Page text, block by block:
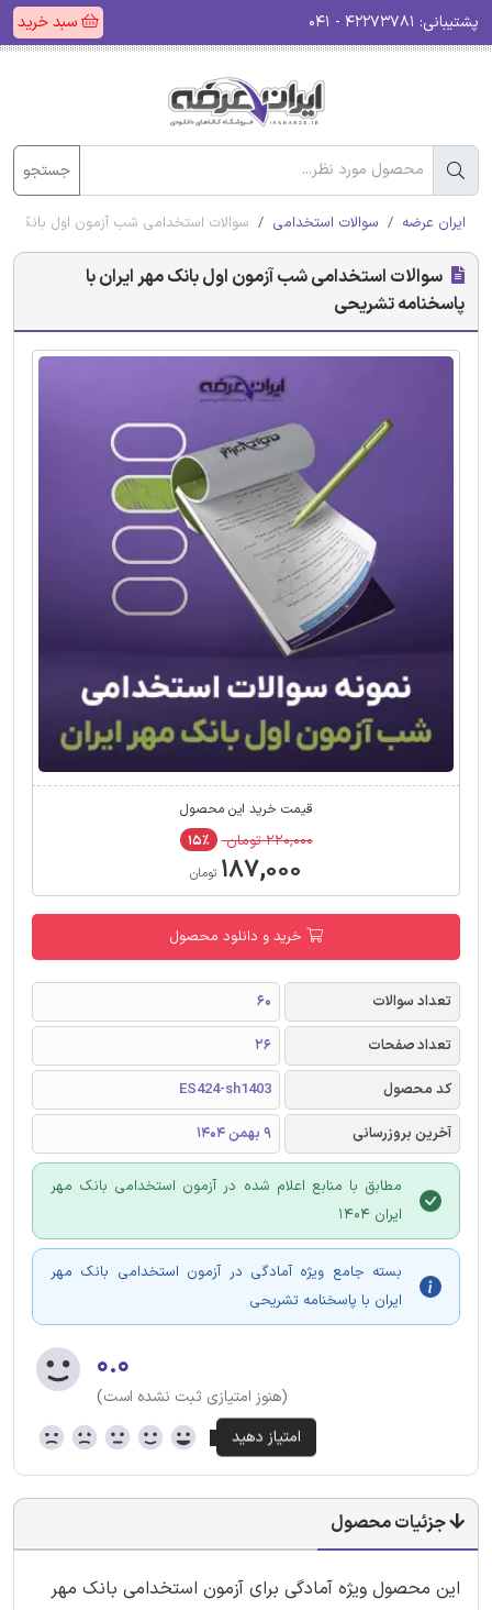
پشتیبانی: سبد خرید
جستجو
ایران عرضه سوالات استخدامی سوالات استخدامی شب آزمون اول بانک
سوالات استخدامی شب آزمون اول بانک مهر ایران با
پاسخنامه تشریحی
قیمت خرید این محصول
۲۲۰,۰۰۰ تومان ۱۵٪
۱۸۷,۰۰۰ تومان
خرید و دانلود محصول
تعداد سوالات
60
تعداد صفحات
26
کد محصول
ES424-sh1403
آخرین بروزرسانی
9 بهمن 1404
مطابق با منابع اعلام شده در آزمون استخدامی بانک مهر
ایران 1404
بسته جامع ویژه آمادگی در آزمون استخدامی بانک مهر
ایران با پاسخنامه تشریحی
۰.۰
(هنوز امتیازی ثبت نشده است)
جزئیات محصول
این محصول ویژه آمادگی برای آزمون استخدامی بانک مهر